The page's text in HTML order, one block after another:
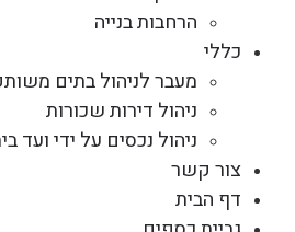
הרחבות בנייה
כללי
מעבר לניהול בתים
ניהול דירות שכורות
ניהול נכסים על ידי ועד
צור קשר
דף הבית